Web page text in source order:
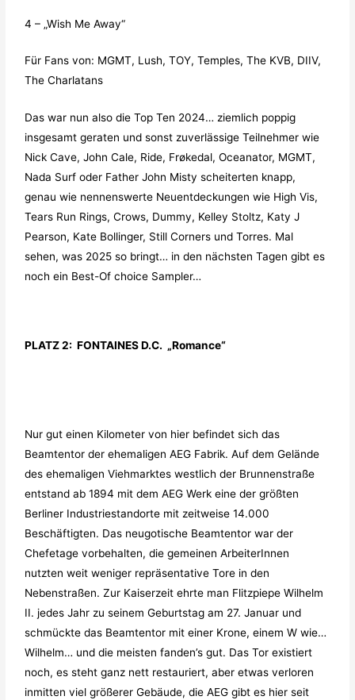
4 – „Wish Me Away“
Für Fans von: MGMT, Lush, TOY, Temples, The KVB, DIIV,
The Charlatans
Das war nun also die Top Ten 2024… ziemlich poppig
insgesamt geraten und sonst zuverlässige Teilnehmer wie
Nick Cave, John Cale, Ride, Frøkedal, Oceanator, MGMT,
Nada Surf oder Father John Misty scheiterten knapp,
genau wie nennenswerte Neuentdeckungen wie High Vis,
Tears Run Rings, Crows, Dummy, Kelley Stoltz, Katy J
Pearson, Kate Bollinger, Still Corners und Torres. Mal
sehen, was 2025 so bringt… in den nächsten Tagen gibt es
noch ein Best-Of choice Sampler…
PLATZ 2: FONTAINES D.C. „Romance“
Nur gut einen Kilometer von hier befindet sich das
Beamtentor der ehemaligen AEG Fabrik. Auf dem Gelände
des ehemaligen Viehmarktes westlich der Brunnenstraße
entstand ab 1894 mit dem AEG Werk eine der größten
Berliner Industriestandorte mit zeitweise 14.000
Beschäftigten. Das neugotische Beamtentor war der
Chefetage vorbehalten, die gemeinen ArbeiterInnen
nutzten weit weniger repräsentative Tore in den
Nebenstraßen. Zur Kaiserzeit ehrte man Flitzpiepe Wilhelm
II. jedes Jahr zu seinem Geburtstag am 27. Januar und
schmückte das Beamtentor mit einer Krone, einem W wie…
Wilhelm… und die meisten fanden’s gut. Das Tor existiert
noch, es steht ganz nett restauriert, aber etwas verloren
inmitten viel größerer Gebäude, die AEG gibt es hier seit